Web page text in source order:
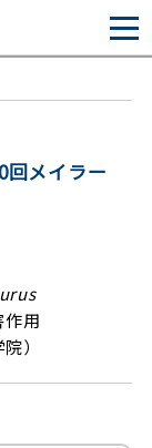
回メイラー
作用
）